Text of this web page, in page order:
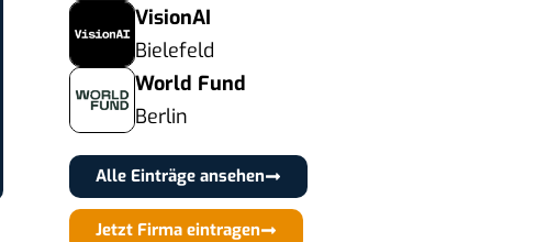
VisionAI
Bielefeld
World Fund
Berlin
Alle Einträge ansehen
Jetzt Firma eintragen